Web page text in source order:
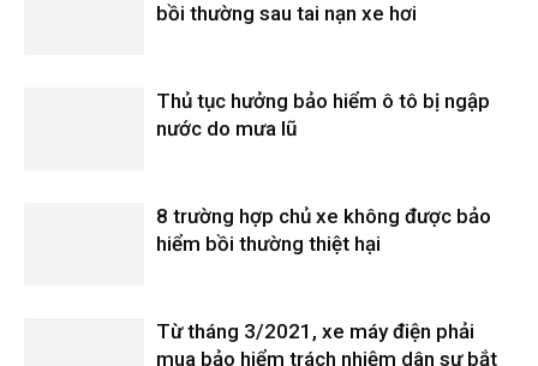
bồi thường sau tai nạn xe hơi
Thủ tục hưởng bảo hiểm ô tô bị ngập
nước do mưa lũ
8 trường hợp chủ xe không được bảo
hiểm bồi thường thiệt hại
Từ tháng 3/2021, xe máy điện phải
mua bảo hiểm trách nhiệm dân sự bắt